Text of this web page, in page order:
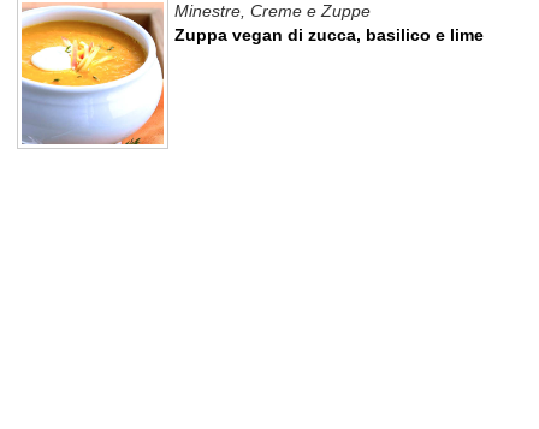
Zuppa vegan di zucca, basilico e lime
Minestre, Creme e Zuppe